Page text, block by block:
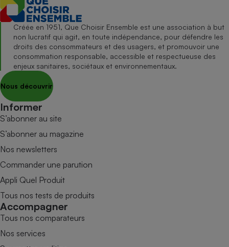
Créée en 1951, Que Choisir Ensemble est une association à but
non lucratif qui agit, en toute indépendance, pour défendre les
droits des consommateurs et des usagers, et promouvoir une
consommation responsable, accessible et respectueuse des
enjeux sanitaires, sociétaux et environnementaux.
Nous découvrir
Informer
S’abonner au site
S’abonner au magazine
Nos newsletters
Commander une parution
Appli Quel Produit
Tous nos tests de produits
Accompagner
Tous nos comparateurs
Nos services